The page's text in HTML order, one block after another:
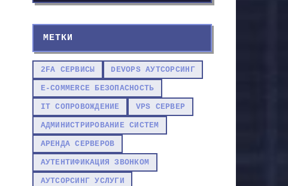
МЕТКИ
2FA СЕРВИСЫ DEVOPS АУТСОРСИНГ
E-COMMERCE БЕЗОПАСНОСТЬ
IT СОПРОВОЖДЕНИЕ VPS СЕРВЕР
АДМИНИСТРИРОВАНИЕ СИСТЕМ
АРЕНДА СЕРВЕРОВ
АУТЕНТИФИКАЦИЯ ЗВОНКОМ
АУТСОРСИНГ УСЛУГИ